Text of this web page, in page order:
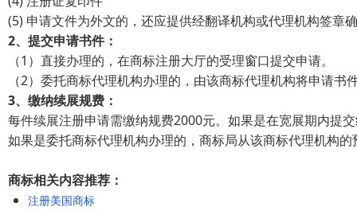
(5) 申请文件为外文的，还应提供经翻译机构或代理机构签章
2、提交申请书件：
（1）直接办理的，在商标注册大厅的受理窗口提交申请。
（2）委托商标代理机构办理的，由该商标代理机构将申请书
3、缴纳续展规费：
每件续展注册申请需缴纳规费2000元。如果是在宽展期内提
如果是委托商标代理机构办理的，商标局从该商标代理机构
商标相关内容推荐：
注册美国商标